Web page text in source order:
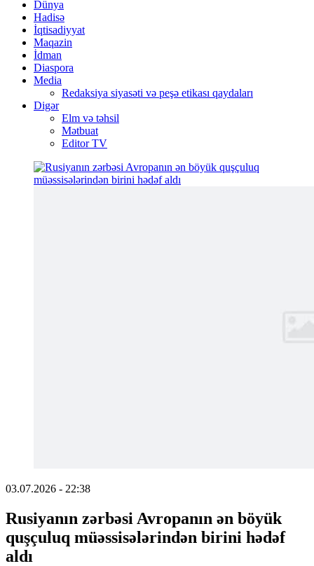
Dünya
Hadisə
İqtisadiyyat
Maqazin
İdman
Diaspora
Media
Redaksiya siyasəti və peşə etikası qaydaları
Digər
Elm və təhsil
Mətbuat
Editor TV
03.07.2026 - 22:38
Rusiyanın zərbəsi Avropanın ən böyük
quşçuluq müəssisələrindən birini hədəf
aldı